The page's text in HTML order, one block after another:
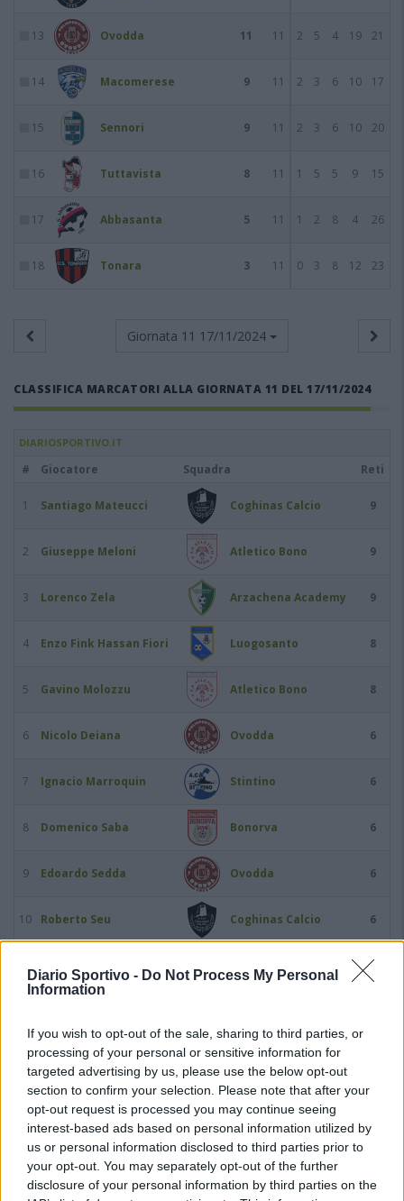
Diario Sportivo - Do Not Process My Personal
Information
If you wish to opt-out of the sale, sharing to third parties, or
processing of your personal or sensitive information for
targeted advertising by us, please use the below opt-out
section to confirm your selection. Please note that after your
opt-out request is processed you may continue seeing
interest-based ads based on personal information utilized by
us or personal information disclosed to third parties prior to
your opt-out. You may separately opt-out of the further
disclosure of your personal information by third parties on the
13 Ovodda 11 11 2 5 4 19 21
14 Macomerese 9 11 2 3 6 10 17
15 Sennori 9 11 2 3 6 10 20
16 Tuttavista 8 11 1 5 5 9 15
17 Abbasanta 5 11 1 2 8 4 26
18 Tonara 3 11 0 3 8 12 23
Giornata 11 17/11/2024
CLASSIFICA MARCATORI ALLA GIORNATA 11 DEL 17/11/2024
DIARIOSPORTIVO.IT
# Giocatore Squadra Reti
1 Santiago Mateucci Coghinas Calcio 9
2 Giuseppe Meloni Atletico Bono 9
3 Lorenco Zela Arzachena Academy 9
4 Enzo Fink Hassan Fiori Luogosanto 8
5 Gavino Molozzu Atletico Bono 8
6 Nicolo Deiana Ovodda 6
7 Ignacio Marroquin Stintino 6
8 Domenico Saba Bonorva 6
9 Edoardo Sedda Ovodda 6
10 Roberto Seu Coghinas Calcio 6
5
13 Mauro Florenzano Lanteri Sassari
Mattia Asara Castelsardo
15 Massimo Cosseddu Luogosanto
John Alex Gopar Rojas Ovodda